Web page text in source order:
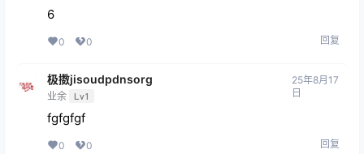
6
0 0 回复
极擞jisoudpdnsorg
业余 Lv1
25年8月17
日
fgfgfgf
0 0 回复